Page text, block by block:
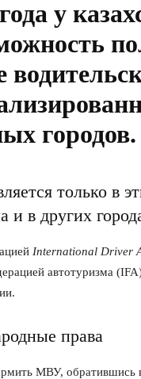
у
городов.
только в
и в других
International Driver
автотуризма
права
МВУ,